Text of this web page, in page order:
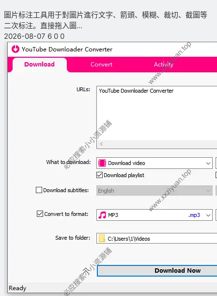
圖片标注工具用于對圖片進行文字、箭頭、模糊、裁切、截圖等
二次标注。直接拖入圖...
2026-08-07 6 0 0